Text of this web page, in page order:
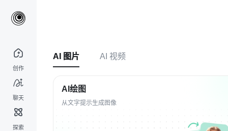
创作
聊天
探索
AI 图片 AI 视频
AI绘图
从文字提示生成图像